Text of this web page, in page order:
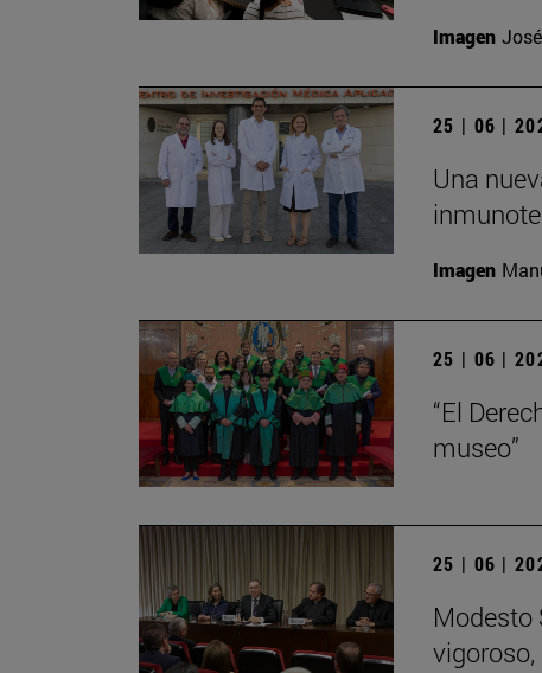
Imagen
25 | 06 |
Una
Imagen
25 | 06 |
“El
museo”
25 | 06 |
Modesto